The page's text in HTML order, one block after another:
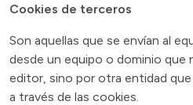
Cookies de terceros
Son aquellas que se envían al
desde un equipo o dominio que
editor, sino por otra entidad
a través de las cookies.